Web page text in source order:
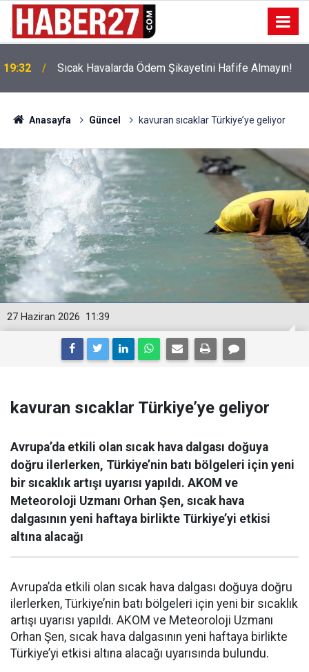
19:32 Sıcak Havalarda Ödem Şikayetini Hafife Almayın!
Anasayfa Güncel kavuran sıcaklar Türkiye’ye geliyor
11:39
27 Haziran 2026
kavuran sıcaklar Türkiye’ye geliyor
Avrupa’da etkili olan sıcak hava dalgası doğuya
doğru ilerlerken, Türkiye’nin batı bölgeleri için yeni
bir sıcaklık artışı uyarısı yapıldı. AKOM ve
Meteoroloji Uzmanı Orhan Şen, sıcak hava
dalgasının yeni haftaya birlikte Türkiye’yi etkisi
altına alacağı
Avrupa’da etkili olan sıcak hava dalgası doğuya doğru
ilerlerken, Türkiye’nin batı bölgeleri için yeni bir sıcaklık
artışı uyarısı yapıldı. AKOM ve Meteoroloji Uzmanı
Orhan Şen, sıcak hava dalgasının yeni haftaya birlikte
Türkiye’yi etkisi altına alacağı uyarısında bulundu.